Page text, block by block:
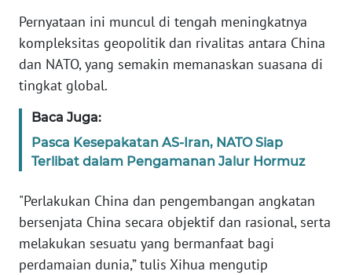
Pernyataan ini muncul di tengah meningkatnya
kompleksitas geopolitik dan rivalitas antara China
dan NATO, yang semakin memanaskan suasana di
tingkat global.
Baca Juga:
Pasca Kesepakatan AS-Iran, NATO Siap
Terlibat dalam Pengamanan Jalur Hormuz
"Perlakukan China dan pengembangan angkatan
bersenjata China secara objektif dan rasional, serta
melakukan sesuatu yang bermanfaat bagi
perdamaian dunia,” tulis Xihua mengutip
WN
SUMUT
JAKARTA
WN
WN
BANTEN